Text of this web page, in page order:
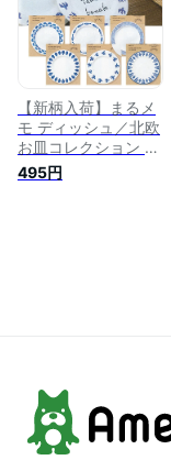
MRM-BT 100枚入 円
形 まるいメモ 丸い
日本製 マルモ印刷
【新柄入荷】まるメ
モ ディッシュ／北欧
お皿コレクション マ
ルモ印刷 12冊までメ
ール便可能 M在
495円